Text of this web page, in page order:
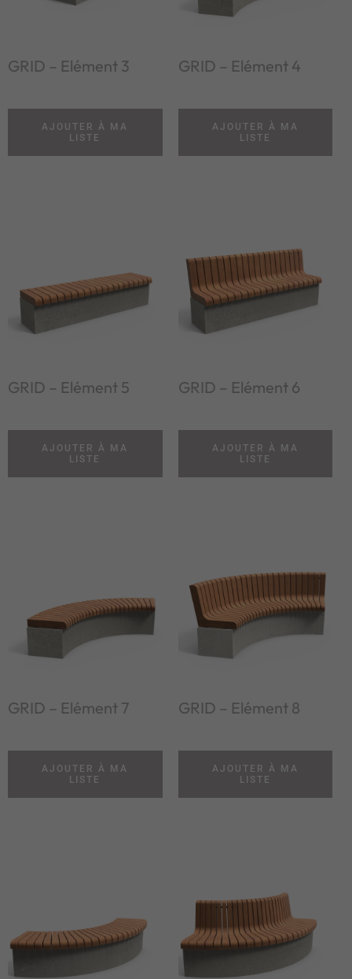
GRID – Elément 3
AJOUTER À MA
LISTE
GRID – Elément 4
AJOUTER À MA
LISTE
GRID – Elément 5
AJOUTER À MA
LISTE
GRID – Elément 6
AJOUTER À MA
LISTE
GRID – Elément 7
AJOUTER À MA
LISTE
GRID – Elément 8
AJOUTER À MA
LISTE